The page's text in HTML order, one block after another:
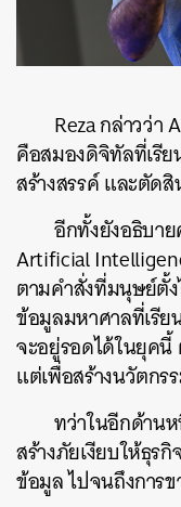
Reza กล่าวว่า
คือสมองดิจิทัลที่เรี
สร้างสรรค์ และตัด
อีกทั้งยังอธิบา
Artificial
ตามคำสั่งที่มนุษย์ตั้
ข้อมูลมหาศาลที่เรีย
จะอยู่รอดได้ในยุค
แต่เพื่อสร้างนวัตกร
ทว่าในอีกด้าน
สร้างภัยเงียบให้ธุร
ข้อมูล ไปจนถึงการข